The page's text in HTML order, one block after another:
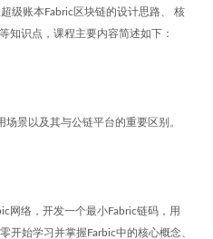
级账本Fabric区块链的设计思路、 核
知识点，课程主要内容简述如下：
景以及其与公链平台的重要区别。
网络，开发一个最小Fabric链码，用
开始学习并掌握Farbic中的核心概念、